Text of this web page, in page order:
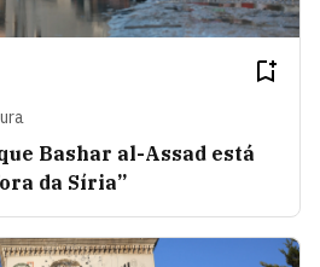
Bashar al-Assad está
da Síria”